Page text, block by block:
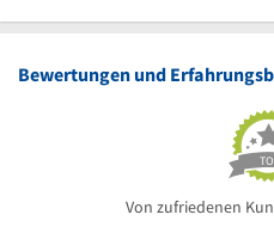
Bewertungen und
Von zufriedenen